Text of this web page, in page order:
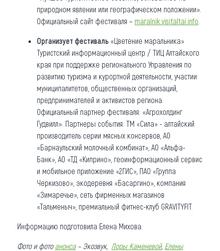
природном явлении или географическом положении».
Официальный сайт фестиваля – maralnik.visitaltai.info
Организует фестиваль «Цветение маральника»
Туристский информационный центр / ТИЦ Алтайского
края при поддержке регионального Управления по
развитию туризма и курортной деятельности, участии
муниципалитетов, общественных организаций,
предпринимателей и активистов региона.
Официальный партнер фестиваля: «Агрохолдинг
Гудвилл». Партнеры события: ТМ «Сила» - алтайский
производитель серии мясных консервов, АО
«Барнаульский молочный комбинат», АО «Альфа-
Банк», АО «ТД «Киприно», геоинформационный сервис
и мобильное приложение «2ГИС», ПАО «Группа
Черкизово», экодеревня «Басаргино», компания
«Зимаречье», сеть фирменных магазинов
«Тальменыч», премиальный фитнес-клуб GRAVITYFIT.
Информацию подготовила Елена Михова.
Фото и фото анонса– Экозвук, Лоры Каменевой, Елены